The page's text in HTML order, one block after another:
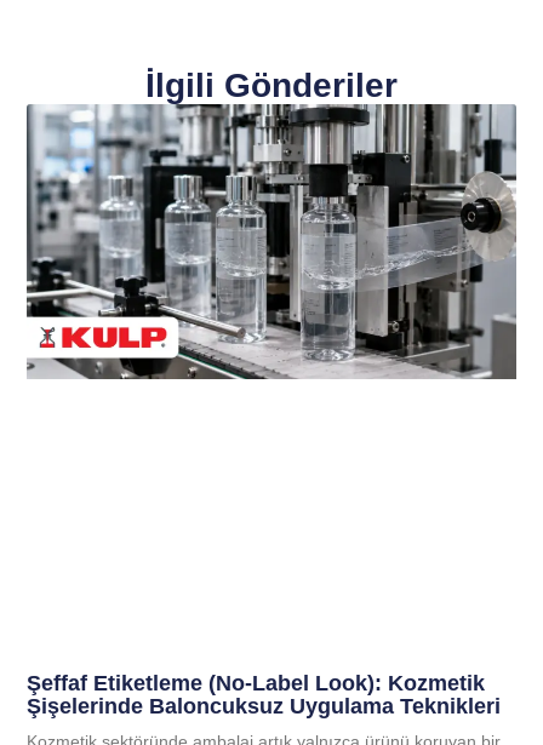
İlgili Gönderiler
Şeffaf Etiketleme (No-Label Look): Kozmetik
Şişelerinde Baloncuksuz Uygulama Teknikleri